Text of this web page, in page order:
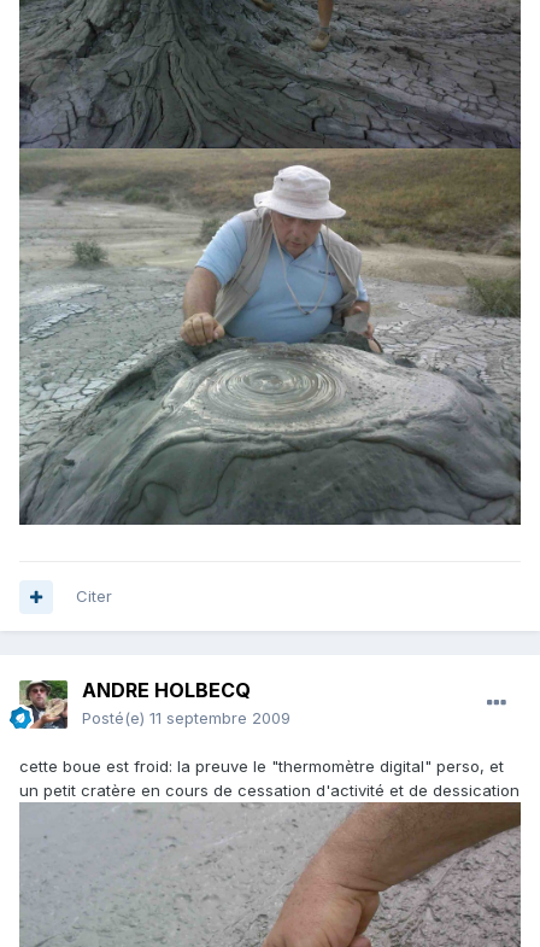
Citer
ANDRE HOLBECQ
Posté(e) 11 septembre 2009
cette boue est froid: la preuve le "thermomètre digital" perso, et
un petit cratère en cours de cessation d'activité et de dessication